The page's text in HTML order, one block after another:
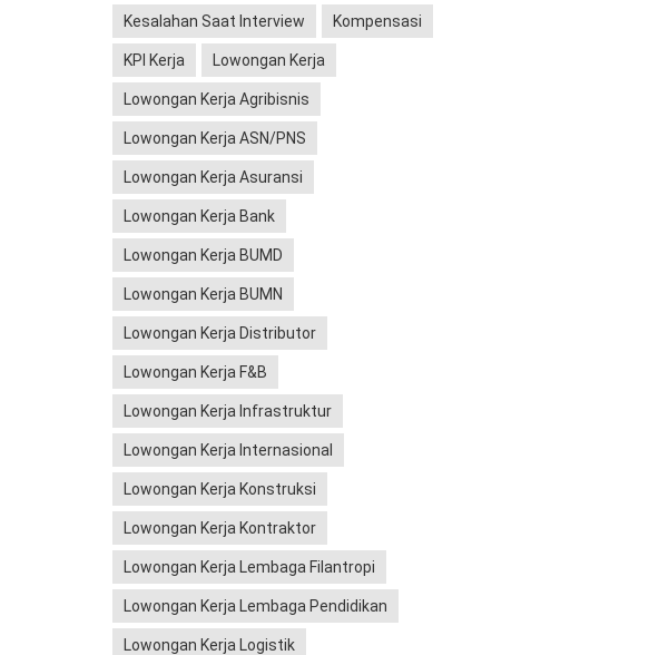
Kesalahan Saat Interview Kompensasi
KPI Kerja Lowongan Kerja
Lowongan Kerja Agribisnis
Lowongan Kerja ASN/PNS
Lowongan Kerja Asuransi
Lowongan Kerja Bank
Lowongan Kerja BUMD
Lowongan Kerja BUMN
Lowongan Kerja Distributor
Lowongan Kerja F&B
Lowongan Kerja Infrastruktur
Lowongan Kerja Internasional
Lowongan Kerja Konstruksi
Lowongan Kerja Kontraktor
Lowongan Kerja Lembaga Filantropi
Lowongan Kerja Lembaga Pendidikan
Lowongan Kerja Logistik